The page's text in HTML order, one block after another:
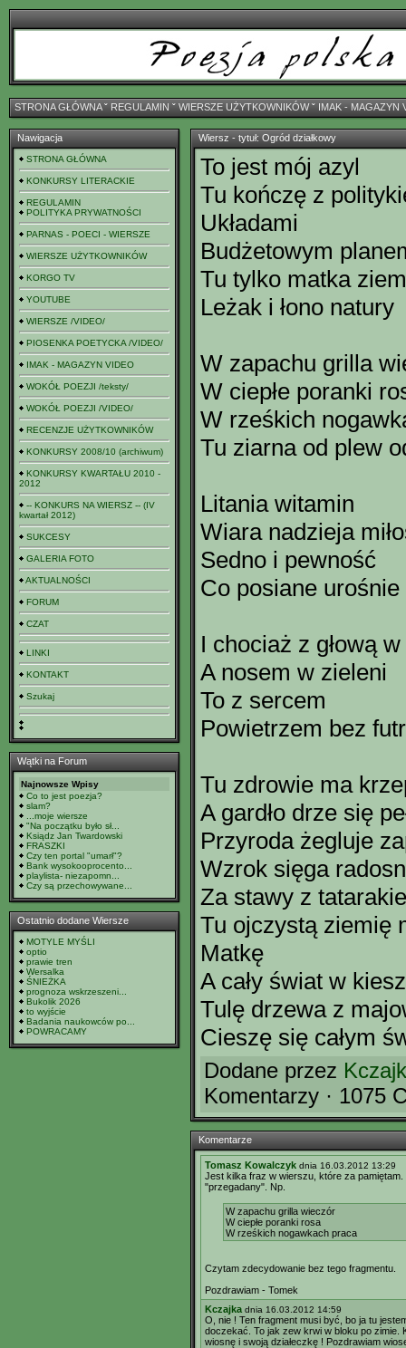
STRONA GŁÓWNAˇ REGULAMIN ˇ WIERSZE UŻYTKOWNIKÓWˇ IMAK - MAGAZYN
Nawigacja
STRONA GŁÓWNA
KONKURSY LITERACKIE
REGULAMIN
POLITYKA PRYWATNOŚCI
PARNAS - POECI - WIERSZE
WIERSZE UŻYTKOWNIKÓW
KORGO TV
YOUTUBE
WIERSZE /VIDEO/
PIOSENKA POETYCKA /VIDEO/
IMAK - MAGAZYN VIDEO
WOKÓŁ POEZJI /teksty/
WOKÓŁ POEZJI /VIDEO/
RECENZJE UŻYTKOWNIKÓW
KONKURSY 2008/10 (archiwum)
KONKURSY KWARTAŁU 2010 -
2012
-- KONKURS NA WIERSZ -- (IV
kwartał 2012)
SUKCESY
GALERIA FOTO
AKTUALNOŚCI
FORUM
CZAT
LINKI
KONTAKT
Szukaj
Wątki na Forum
Najnowsze Wpisy
Co to jest poezja?
slam?
...moje wiersze
"Na początku było sł...
Ksiądz Jan Twardowski
FRASZKI
Czy ten portal "umarł"?
Bank wysokooprocento...
playlista- niezapomn...
Czy są przechowywane...
Ostatnio dodane Wiersze
MOTYLE MYŚLI
optio
prawie tren
Wersalka
ŚNIEŻKA
prognoza wskrzeszeni...
Bukolik 2026
to wyjście
Badania naukowców po...
POWRACAMY
Wiersz - tytuł: Ogród działkowy
To jest mój azyl
Tu kończę z
Układami
Budżetowym
Tu tylko matka
Leżak i łono natury
W zapachu grilla
W ciepłe poranki
W rześkich
Tu ziarna od plew
Litania witamin
Wiara nadzieja
Sedno i pewność
Co posiane urośnie
I chociaż z głową
A nosem w zieleni
To z sercem
Powietrzem bez
Tu zdrowie ma
A gardło drze się
Przyroda żegluje
Wzrok sięga
Za stawy z
Tu ojczystą ziemię
Matkę
A cały świat w
Tulę drzewa z
Cieszę się całym
Dodane przez
Komentarzy · 1075
Komentarze
Tomasz Kowalczyk dnia 16.03.2012 13:29
Jest kilka fraz w wierszu, które za
"przegadany". Np.
W zapachu grilla wieczór
W ciepłe poranki rosa
W rześkich nogawkach praca
Czytam zdecydowanie bez tego fragmentu.
Pozdrawiam - Tomek
Kczajka dnia 16.03.2012 14:59
O, nie ! Ten fragment musi być, bo ja tu
doczekać. To jak zew krwi w bloku po
wiosnę i swoją działeczkę ! Pozdrawiam